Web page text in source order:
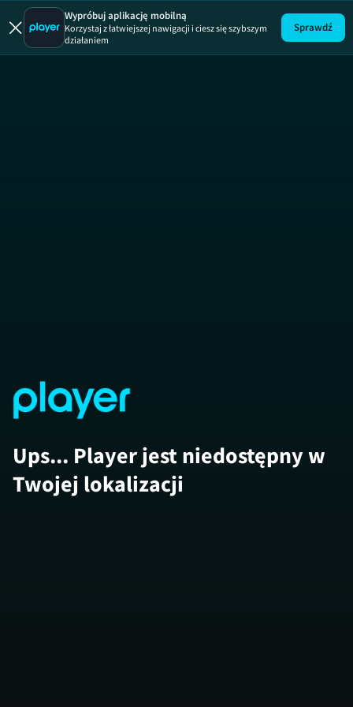
Pani
Wypróbuj aplikację mobilną
Korzystaj z łatwiejszej nawigacji i ciesz się szybszym
działaniem
Sprawdź
Ups... Player jest niedostępny w
Twojej lokalizacji